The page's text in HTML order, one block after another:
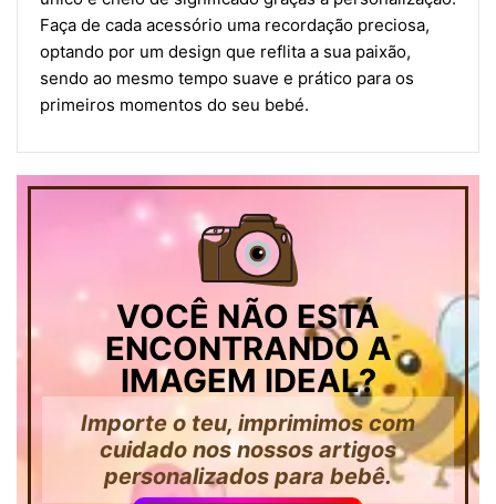
Faça de cada acessório uma recordação preciosa,
optando por um design que reflita a sua paixão,
sendo ao mesmo tempo suave e prático para os
primeiros momentos do seu bebé.
VOCÊ NÃO ESTÁ
ENCONTRANDO A
IMAGEM IDEAL?
Importe o teu, imprimimos com
cuidado nos nossos artigos
personalizados para bebê.